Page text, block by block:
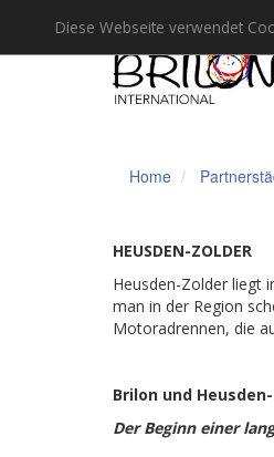
Diese Webseite verwendet
Home
HEUSDEN-ZOLDER
Heusden-Zolder liegt
man in der Region
Motoradrennen, die
Brilon und
Der Beginn einer